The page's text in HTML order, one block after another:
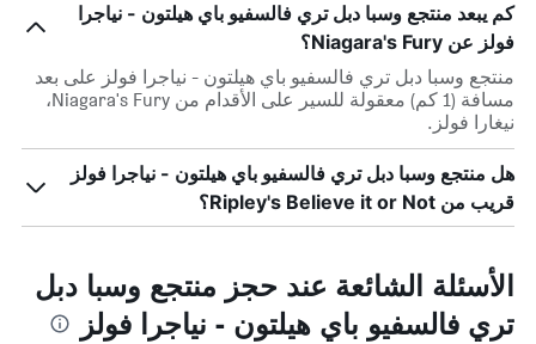
كم يبعد منتجع وسبا دبل تري فالسفيو باي هيلتون - نياجرا
فولز عن Niagara's Fury؟
منتجع وسبا دبل تري فالسفيو باي هيلتون - نياجرا فولز على بعد
مسافة (1 كم) معقولة للسير على الأقدام من Niagara's Fury،
نيغارا فولز.
هل منتجع وسبا دبل تري فالسفيو باي هيلتون - نياجرا فولز
قريب من Ripley's Believe it or Not؟
الأسئلة الشائعة عند حجز منتجع وسبا دبل
تري فالسفيو باي هيلتون - نياجرا فولز